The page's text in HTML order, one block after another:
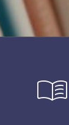
menu_book